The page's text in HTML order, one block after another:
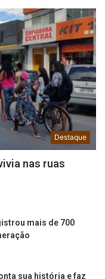
Destaque
nas ruas
mais de 700
sua história e faz